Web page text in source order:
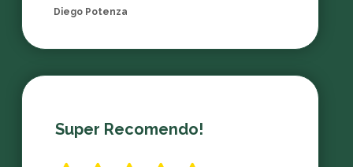
Diego Potenza
Super Recomendo!